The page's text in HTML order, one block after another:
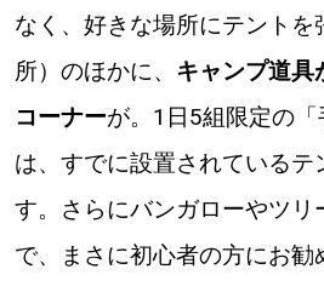
なく、好きな場所にテント
所）のほかに、 キャンプ道具
コーナーが。1日5組限定の「
は、すでに設置されているテ
す。さらにバンガローやツリ
で、まさに初心者の方にお勧